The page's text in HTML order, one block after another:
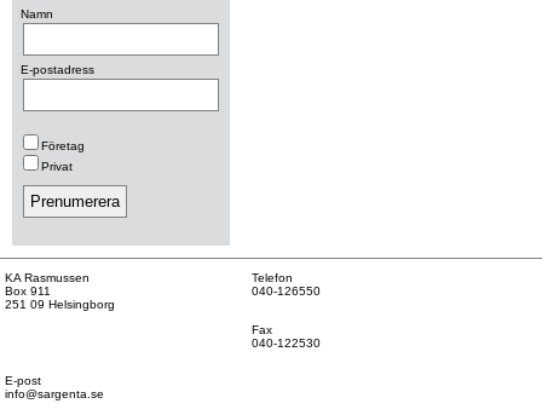
Namn
E-postadress
Företag
Privat
KA Rasmussen
Box 911
251 09 Helsingborg
Telefon
040-126550
Fax
040-122530
E-post
info@sargenta.se